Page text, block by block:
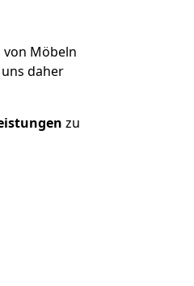
von Möbeln
daher
zu